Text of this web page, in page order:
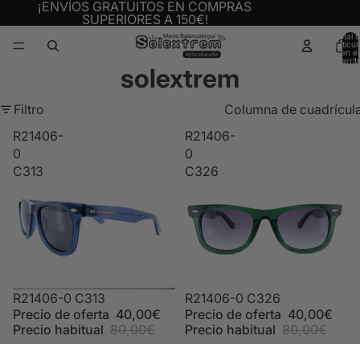
¡ENVÍOS GRATUITOS EN COMPRAS
SUPERIORES A 150€!
Total
en el
solextrem
Filtro
Columna de
R21406-
0
C313
Oferta
R21406-0 C313
Precio de oferta 40,00€
Precio habitual 80,00€
R21406-
0
C326
Oferta
R21406-0 C326
Precio de oferta 40,00€
Precio habitual 80,00€